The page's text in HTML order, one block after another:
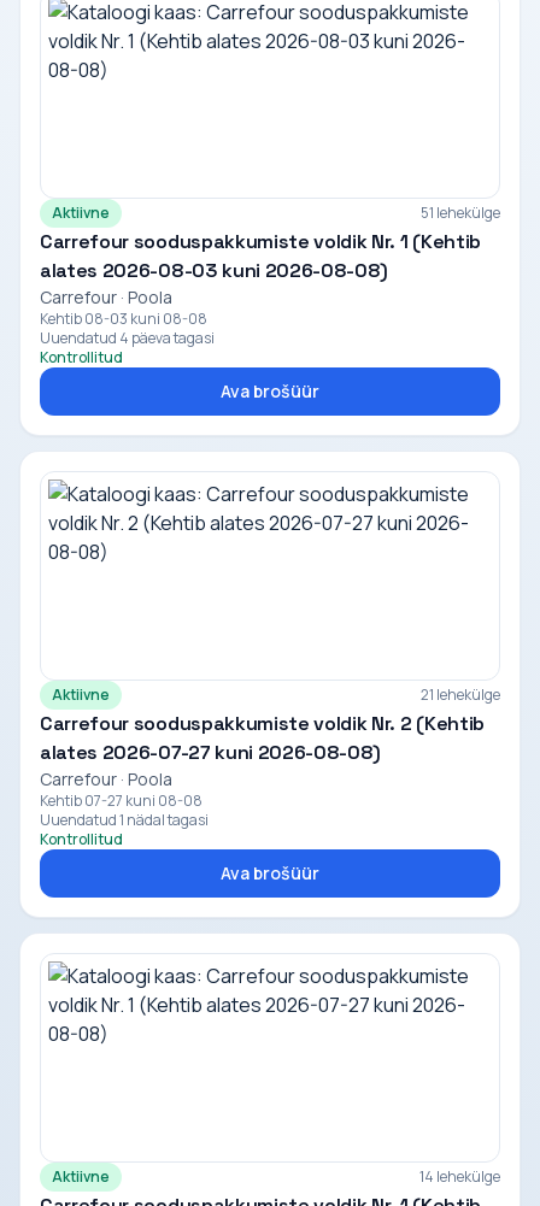
Aktiivne 51 lehekülge
Carrefour sooduspakkumiste voldik Nr. 1 (Kehtib
alates 2026-08-03 kuni 2026-08-08)
Carrefour · Poola
Kehtib 08-03 kuni 08-08
Uuendatud 4 päeva tagasi
Kontrollitud
Ava brošüür
Aktiivne 21 lehekülge
Carrefour sooduspakkumiste voldik Nr. 2 (Kehtib
alates 2026-07-27 kuni 2026-08-08)
Carrefour · Poola
Kehtib 07-27 kuni 08-08
Uuendatud 1 nädal tagasi
Kontrollitud
Ava brošüür
Aktiivne 14 lehekülge